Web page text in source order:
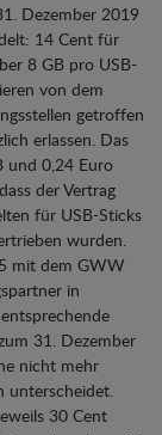
Dezember 2019
14 Cent für
8 GB pro USB-
von dem
getroffen
erlassen. Das
und 0,24 Euro
der Vertrag
für USB-Sticks
wurden.
mit dem GWW
in
31. Dezember
nicht mehr
unterscheidet.
30 Cent